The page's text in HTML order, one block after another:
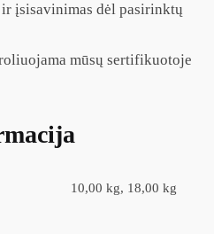
įsisavinimas dėl pasirinktų
mūsų sertifikuotoje
10,00 kg, 18,00 kg